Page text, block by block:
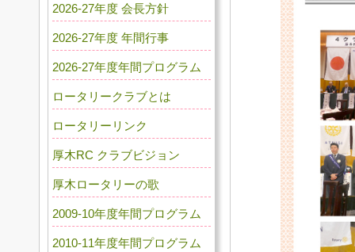
2026-27年度 会長方針
2026-27年度 年間行事
2026-27年度年間プログラム
ロータリークラブとは
ロータリーリンク
厚木RC クラブビジョン
厚木ロータリーの歌
2009-10年度年間プログラム
2010-11年度年間プログラム